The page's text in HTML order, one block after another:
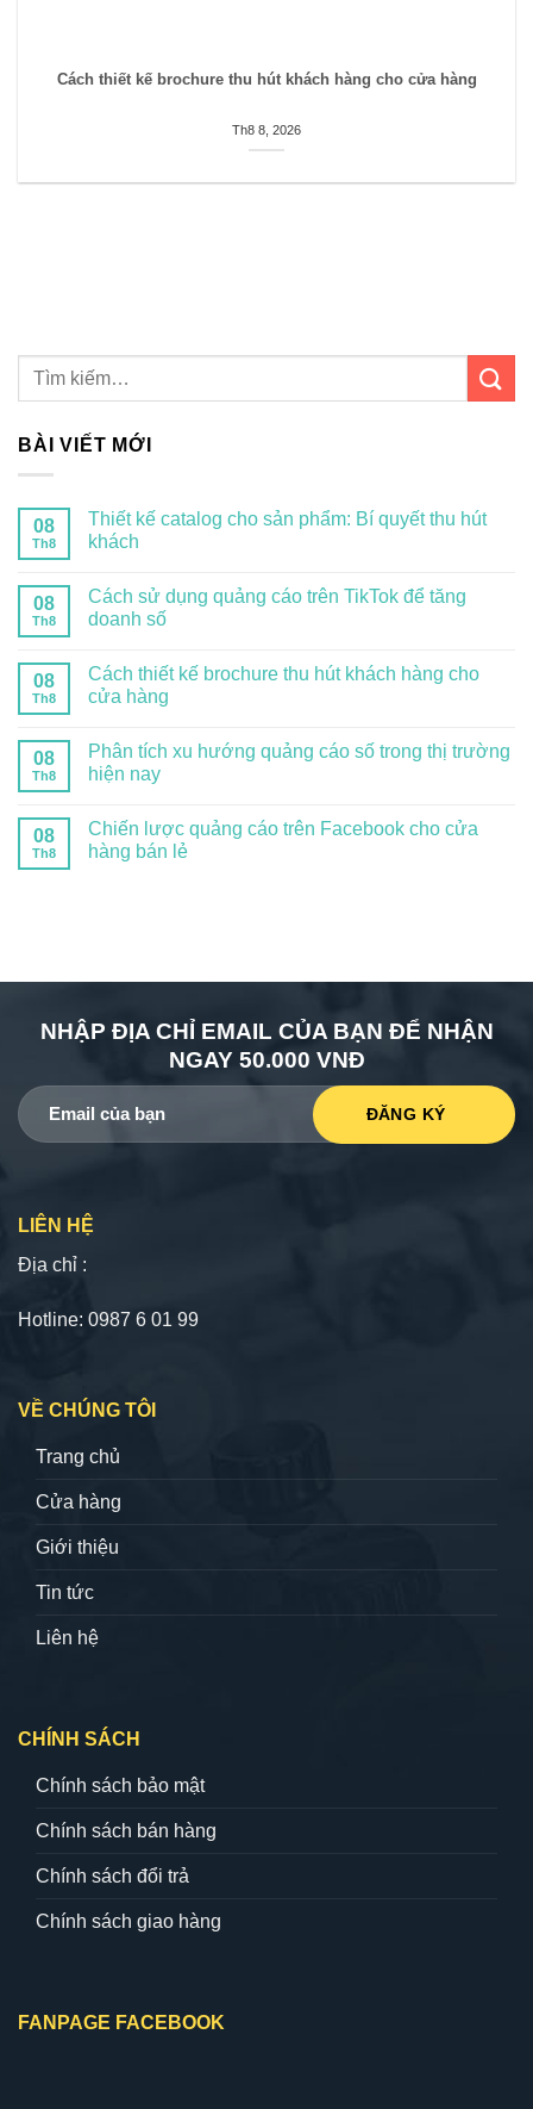
Cách thiết kế brochure thu hút khách hàng cho cửa hàng
Th8 8, 2026
BÀI VIẾT MỚI
08
Th8
Thiết kế catalog cho sản phẩm: Bí quyết thu hút
khách
08
Th8
Cách sử dụng quảng cáo trên TikTok để tăng
doanh số
08
Th8
Cách thiết kế brochure thu hút khách hàng cho
cửa hàng
08
Th8
Phân tích xu hướng quảng cáo số trong thị trường
hiện nay
08
Th8
Chiến lược quảng cáo trên Facebook cho cửa
hàng bán lẻ
NHẬP ĐỊA CHỈ EMAIL CỦA BẠN ĐỂ NHẬN
NGAY 50.000 VNĐ
LIÊN HỆ
Địa chỉ :
Hotline: 0987 6 01 99
VỀ CHÚNG TÔI
Trang chủ
Cửa hàng
Giới thiệu
Tin tức
Liên hệ
CHÍNH SÁCH
Chính sách bảo mật
Chính sách bán hàng
Chính sách đổi trả
Chính sách giao hàng
FANPAGE FACEBOOK